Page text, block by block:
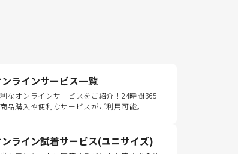
ラインサービス一覧
なオンラインサービスをご紹介！24時間365
品購入や便利なサービスがご利用可能。
ライン試着サービス(ユニサイズ)